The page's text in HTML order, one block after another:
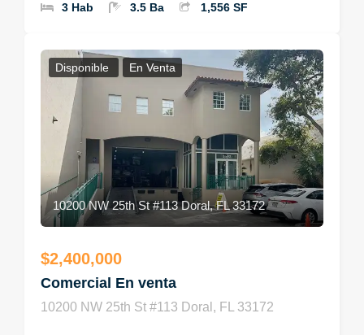
3 Hab 3.5 Ba 1,556 SF
Disponible En Venta
10200 NW 25th St #113 Doral, FL 33172
$2,400,000
Comercial En venta
10200 NW 25th St #113 Doral, FL 33172